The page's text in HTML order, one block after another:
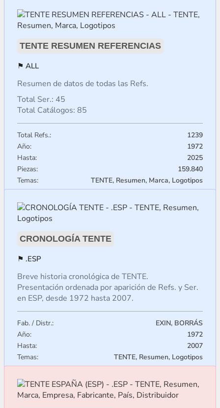
TENTE RESUMEN REFERENCIAS
ALL
Resumen de datos de todas las Refs.
Total Ser.: 45
Total Catálogos: 85
Total Refs.:
1239
Año:
1972
Hasta:
2025
Piezas:
159.840
Temas:
TENTE, Resumen, Marca, Logotipos
CRONOLOGÍA TENTE
.ESP
Breve historia cronológica de TENTE.
Presentación ordenada por aparición de Refs. y Ser.
en ESP, desde 1972 hasta 2007.
Fab. / Distr.:
EXIN, BORRÁS
Año:
1972
Hasta:
2007
Temas:
TENTE, Resumen, Logotipos